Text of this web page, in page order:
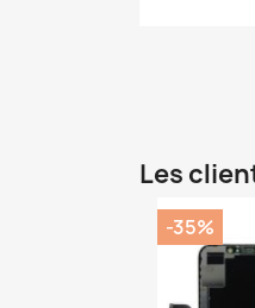
Les
-35%